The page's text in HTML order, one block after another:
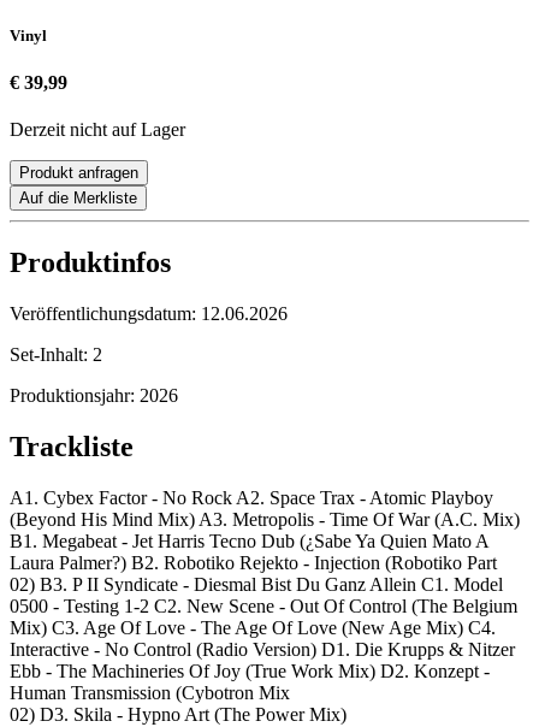
Vinyl
€ 39,99
Derzeit nicht auf Lager
Produkt anfragen
Auf die Merkliste
Produktinfos
Veröffentlichungsdatum: 12.06.2026
Set-Inhalt: 2
Produktionsjahr: 2026
Trackliste
A1. Cybex Factor - No Rock A2. Space Trax - Atomic Playboy
(Beyond His Mind Mix) A3. Metropolis - Time Of War (A.C. Mix)
B1. Megabeat - Jet Harris Tecno Dub (¿Sabe Ya Quien Mato A
Laura Palmer?) B2. Robotiko Rejekto - Injection (Robotiko Part
02) B3. P II Syndicate - Diesmal Bist Du Ganz Allein C1. Model
0500 - Testing 1-2 C2. New Scene - Out Of Control (The Belgium
Mix) C3. Age Of Love - The Age Of Love (New Age Mix) C4.
Interactive - No Control (Radio Version) D1. Die Krupps & Nitzer
Ebb - The Machineries Of Joy (True Work Mix) D2. Konzept -
Human Transmission (Cybotron Mix
02) D3. Skila - Hypno Art (The Power Mix)